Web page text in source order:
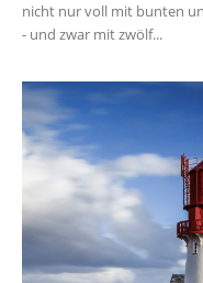
nicht nur voll mit bunten
- und zwar mit zwölf...